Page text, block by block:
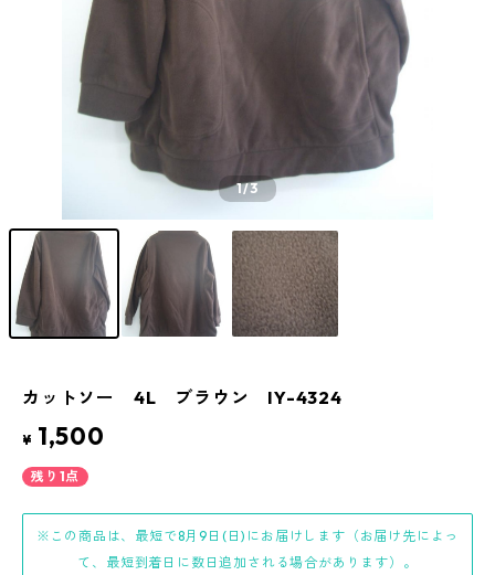
1/3
カットソー 4L ブラウン IY-4324
¥ 1,500
残り1点
※この商品は、最短で8月9日(日)にお届けします（お届け先によっ
て、最短到着日に数日追加される場合があります）。